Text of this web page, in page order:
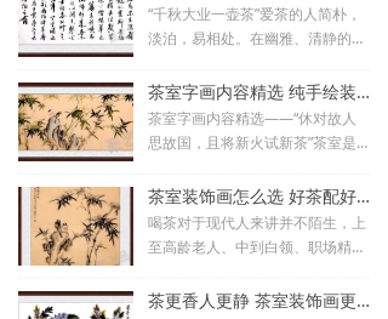
“千秋大业一壶茶”爱茶的人简朴，
淡泊，易相处。在幽雅、清静的环
欣赏书法的线条美，感悟书法中古
人留下来的智慧，有时候竟能达到
天人合一的
茶室字画内容精选 纯手绘装饰画文雅有气韵_聚艺上品手绘装饰画
茶室字画内容精选——“休对故人
思故国，且将新火试新茶”茶室是
清静的地方，中国人喜欢喝茶，喜
欢品茶思考人生，所以对于饮茶的
环境，也很受
茶室装饰画怎么选 好茶配好画足矣_聚艺上品手绘装饰画
喝茶对于现代人来讲并不陌生，上
至高龄老人、中到白领、职场精
的习惯。说到喝茶，当然对于爱茶茶更香人更静 茶室装饰画更雅_聚艺上品手绘装饰画